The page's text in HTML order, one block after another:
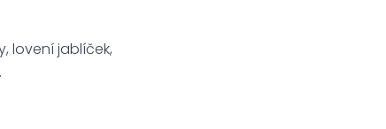
lovení jablíček,